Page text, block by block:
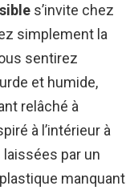
s’invite chez
simplement la
sentirez
et humide,
relâché à
à l’intérieur à
par un
manquant